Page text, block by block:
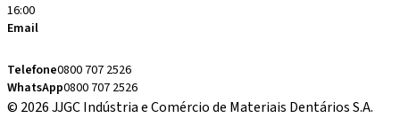
16:00
Email
Telefone0800 707 2526
WhatsApp0800 707 2526
© 2026 JJGC Indústria e Comércio de Materiais Dentários S.A.